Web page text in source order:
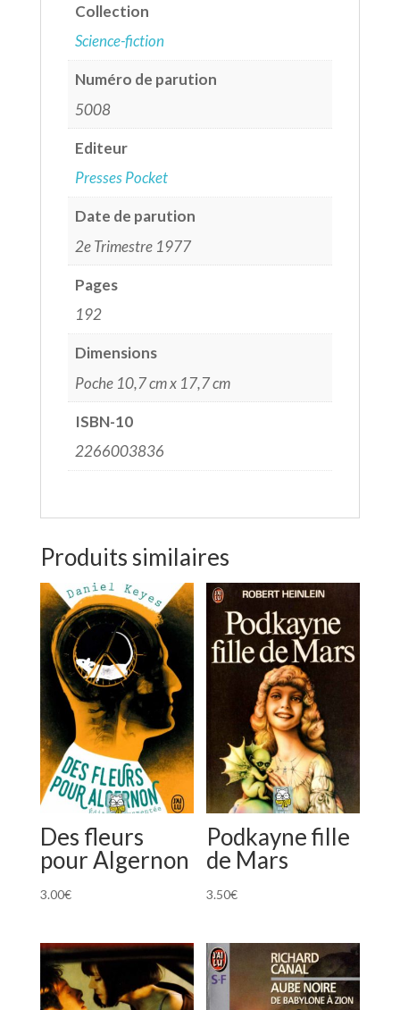
Collection
Science-fiction
Numéro de parution
5008
Editeur
Presses Pocket
Date de parution
2e Trimestre 1977
Pages
192
Dimensions
Poche 10,7 cm x 17,7 cm
ISBN-10
2266003836
Produits similaires
Des fleurs
pour Algernon
3.00€
Podkayne fille
de Mars
3.50€